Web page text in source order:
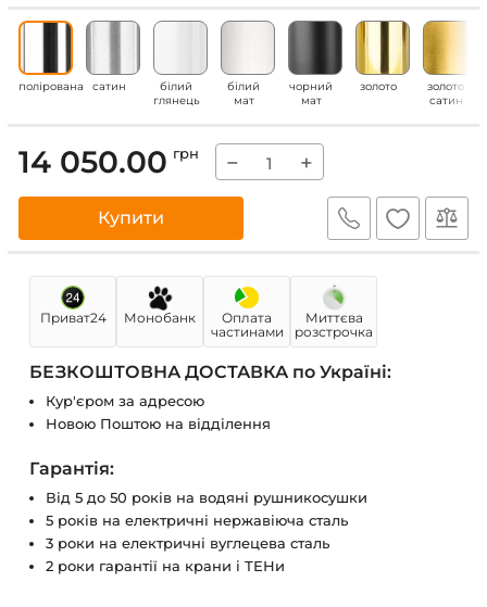
полірована сатин
білий
глянець
білий
мат
чорний
мат
золото
золото
сатин
14 050.00 грн − +
Купити
Приват24 Монобанк
Оплата
частинами
Миттєва
розстрочка
БЕЗКОШТОВНА ДОСТАВКА по Україні:
Кур'єром за адресою
Новою Поштою на відділення
Гарантія:
Від 5 до 50 років на водяні рушникосушки
5 років на електричні нержавіюча сталь
3 роки на електричні вуглецева сталь
2 роки гарантії на крани і ТЕНи